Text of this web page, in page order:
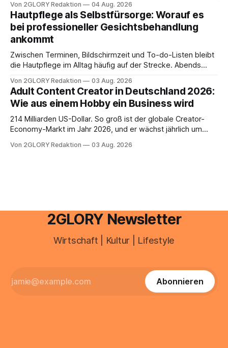
besitzt, loggt sich heute über das Vodafone E-Mail & Cloud
Portal ein. Der klassische Arcor Login über mail.
Von 2GLORY Redaktion 04 Aug. 2026
Hautpflege als Selbstfürsorge: Worauf es
bei professioneller Gesichtsbehandlung
ankommt
Zwischen Terminen, Bildschirmzeit und To-do-Listen bleibt
die Hautpflege im Alltag häufig auf der Strecke. Abends
Drogerie – mehr ist zeitlich oft nicht drin. Dabei reagiert die
Haut empfindlich auf Stress, Schlafmangel und
Umwelteinflüsse: Sie wirkt müde, spannt oder neigt zu
Unreinheiten. Professionelle
Von 2GLORY Redaktion 03 Aug. 2026
Adult Content Creator in Deutschland 2026:
Wie aus einem Hobby ein Business wird
214 Milliarden US-Dollar. So groß ist der globale Creator-
Economy-Markt im Jahr 2026, und er wächst jährlich um
ist längst ein ernstzunehmender Wirtschaftszweig. Weltweit
Von 2GLORY Redaktion 03 Aug. 2026
2GLORY Newsletter
Wirtschaft | Kultur | Lifestyle
Abonnieren